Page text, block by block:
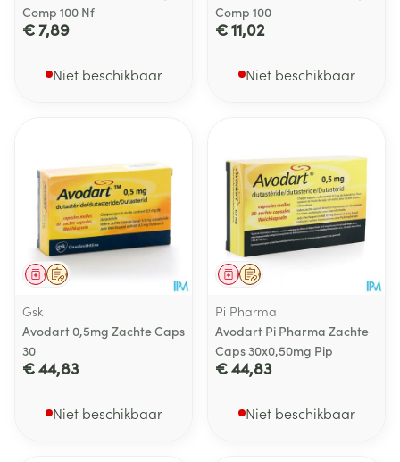
Comp 100 Nf
€ 7,89
Niet beschikbaar
Comp 100
€ 11,02
Niet beschikbaar
Op voorschrift
Geneesmiddel
Gsk
Avodart 0,5mg Zachte Caps
30
€ 44,83
Niet beschikbaar
Op voorschrift
Geneesmiddel
Pi Pharma
Avodart Pi Pharma Zachte
Caps 30x0,50mg Pip
€ 44,83
Niet beschikbaar